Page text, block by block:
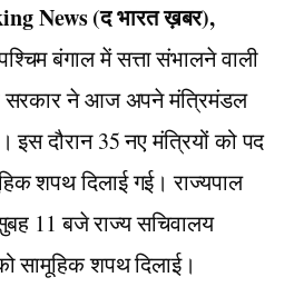
News (द भारत ख़बर),
बंगाल में सत्ता संभालने वाली
सरकार ने आज अपने मंत्रिमंडल
इस दौरान 35 नए मंत्रियों को पद
शपथ दिलाई गई। राज्यपाल
11 बजे राज्य सचिवालय
सामूहिक शपथ दिलाई।